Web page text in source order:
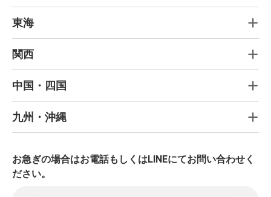
東海
関西
中国・四国
九州・沖縄
お急ぎの場合はお電話もしくはLINEにてお問い合わせく
ださい。